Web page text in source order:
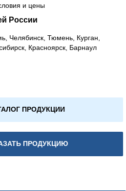
и цены
России
Челябинск, Тюмень, Курган,
Красноярск, Барнаул
ПРОДУКЦИИ
ПРОДУКЦИЮ